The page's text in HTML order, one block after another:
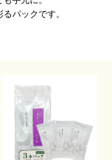
パックです。